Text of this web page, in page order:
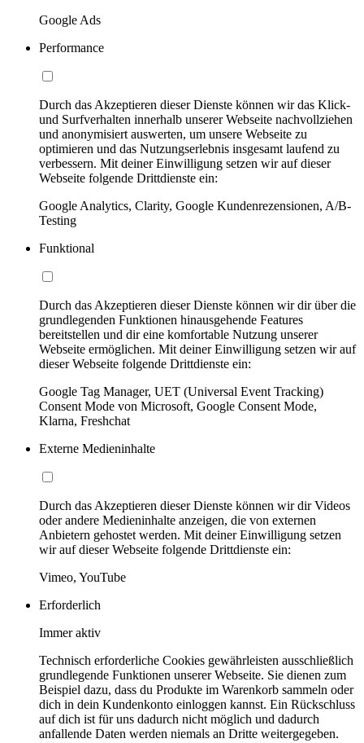
Google Ads
Performance
Durch das Akzeptieren dieser Dienste können wir das Klick-
und Surfverhalten innerhalb unserer Webseite nachvollziehen
und anonymisiert auswerten, um unsere Webseite zu
optimieren und das Nutzungserlebnis insgesamt laufend zu
verbessern. Mit deiner Einwilligung setzen wir auf dieser
Webseite folgende Drittdienste ein:
Google Analytics, Clarity, Google Kundenrezensionen, A/B-
Testing
Funktional
Durch das Akzeptieren dieser Dienste können wir dir über die
grundlegenden Funktionen hinausgehende Features
bereitstellen und dir eine komfortable Nutzung unserer
Webseite ermöglichen. Mit deiner Einwilligung setzen wir auf
dieser Webseite folgende Drittdienste ein:
Google Tag Manager, UET (Universal Event Tracking)
Consent Mode von Microsoft, Google Consent Mode,
Klarna, Freshchat
Externe Medieninhalte
Durch das Akzeptieren dieser Dienste können wir dir Videos
oder andere Medieninhalte anzeigen, die von externen
Anbietern gehostet werden. Mit deiner Einwilligung setzen
wir auf dieser Webseite folgende Drittdienste ein:
Vimeo, YouTube
Erforderlich
Immer aktiv
Technisch erforderliche Cookies gewährleisten ausschließlich
grundlegende Funktionen unserer Webseite. Sie dienen zum
Beispiel dazu, dass du Produkte im Warenkorb sammeln oder
dich in dein Kundenkonto einloggen kannst. Ein Rückschluss
auf dich ist für uns dadurch nicht möglich und dadurch
anfallende Daten werden niemals an Dritte weitergegeben.